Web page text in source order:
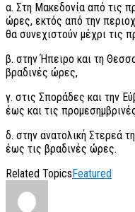
α. Στη Μακεδονία από τις
ώρες, εκτός από την
θα συνεχιστούν μέχρι τις
β. στην Ήπειρο και τη
βραδινές ώρες,
γ. στις Σποράδες και την
έως και τις
δ. στην ανατολική Στερεά
έως τις βραδινές ώρες.
Related Topics Featured